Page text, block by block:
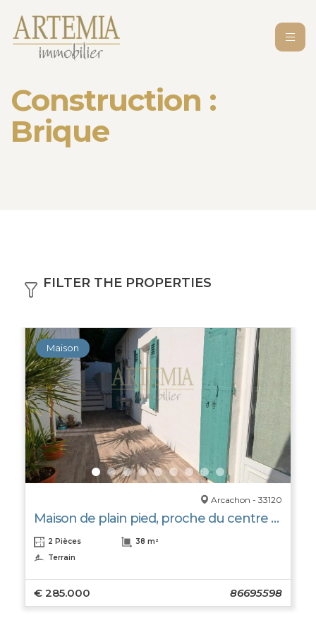
Construction :
Brique
FILTER THE PROPERTIES
Maison
Arcachon - 33120
Maison de plain pied, proche du centre ville avec un esprit champêtre, très bon état
2 Pièces
38 m²
Terrain
€ 285.000 86695598